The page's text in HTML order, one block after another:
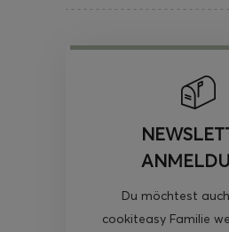
Du möchtest
cookiteasy Familie